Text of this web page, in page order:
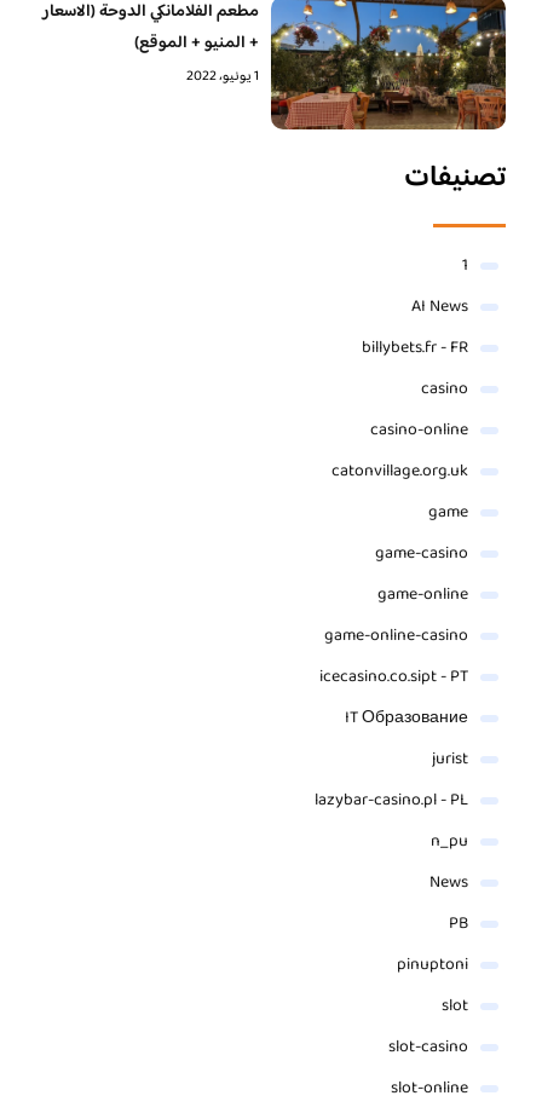
مطعم الفلامانكي الدوحة (الاسعار
+ المنيو + الموقع)
1 يونيو، 2022
تصنيفات
1
AI News
billybets.fr - FR
casino
casino-online
catonvillage.org.uk
game
game-casino
game-online
game-online-casino
icecasino.co.sipt - PT
IT Образование
jurist
lazybar-casino.pl - PL
n_pu
News
PB
pinuptoni
slot
slot-casino
slot-online